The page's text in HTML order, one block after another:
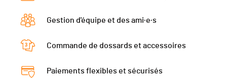
Gestion d'équipe et des ami·e·s
Commande de dossards et accessoires
Paiements flexibles et sécurisés